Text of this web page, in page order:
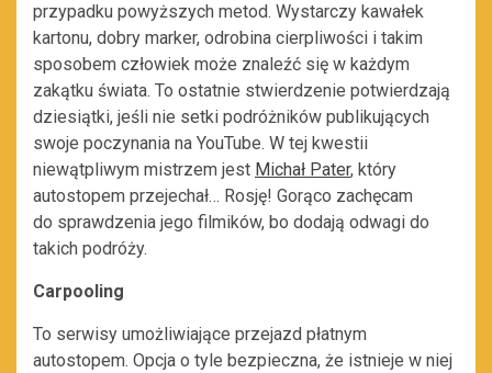
przypadku powyższych metod. Wystarczy kawałek
kartonu, dobry marker, odrobina cierpliwości i takim
sposobem człowiek może znaleźć się w każdym
zakątku świata. To ostatnie stwierdzenie potwierdzają
dziesiątki, jeśli nie setki podróżników publikujących
swoje poczynania na YouTube. W tej kwestii
niewątpliwym mistrzem jest Michał Pater, który
autostopem przejechał… Rosję! Gorąco zachęcam
do sprawdzenia jego filmików, bo dodają odwagi do
takich podróży.
Carpooling
To serwisy umożliwiające przejazd płatnym
autostopem. Opcja o tyle bezpieczna, że istnieje w niej